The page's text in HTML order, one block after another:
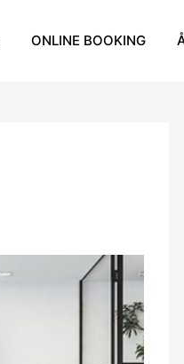
ONLINE BOOKING